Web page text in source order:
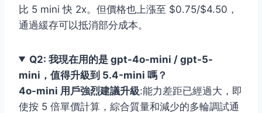
比 5 mini 快 2x。但價格也上漲至 $0.75/$4.50，
通過緩存可以抵消部分成本。
Q2: 我現在用的是 gpt-4o-mini / gpt-5-
mini，值得升級到 5.4-mini 嗎？
4o-mini 用戶強烈建議升級:能力差距已經過大，即
使按 5 倍單價計算，綜合質量和減少的多輪調試通